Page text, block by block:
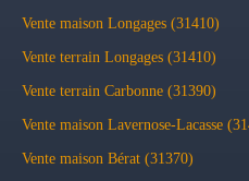
Vente maison Longages (31410)
Vente terrain Longages (31410)
Vente terrain Carbonne (31390)
Vente maison Lavernose-Lacasse
Vente maison Bérat (31370)